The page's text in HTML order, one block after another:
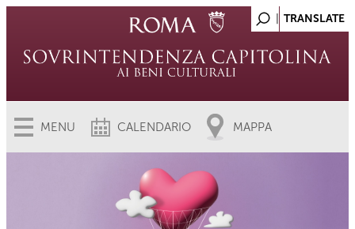
MENU CALENDARIO MAPPA